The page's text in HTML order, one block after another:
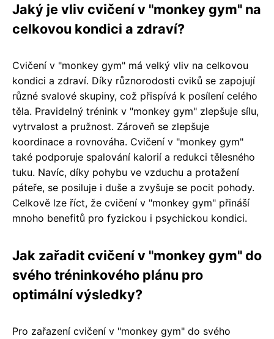
Jaký je vliv cvičení v "monkey gym" na
celkovou kondici a zdraví?
Cvičení v "monkey gym" má velký vliv na celkovou
kondici a zdraví. Díky různorodosti cviků se zapojují
různé svalové skupiny, což přispívá k posílení celého
těla. Pravidelný trénink v "monkey gym" zlepšuje sílu,
vytrvalost a pružnost. Zároveň se zlepšuje
koordinace a rovnováha. Cvičení v "monkey gym"
také podporuje spalování kalorií a redukci tělesného
tuku. Navíc, díky pohybu ve vzduchu a protažení
páteře, se posiluje i duše a zvyšuje se pocit pohody.
Celkově lze říct, že cvičení v "monkey gym" přináší
mnoho benefitů pro fyzickou i psychickou kondici.
Jak zařadit cvičení v "monkey gym" do
svého tréninkového plánu pro
optimální výsledky?
Pro zařazení cvičení v "monkey gym" do svého